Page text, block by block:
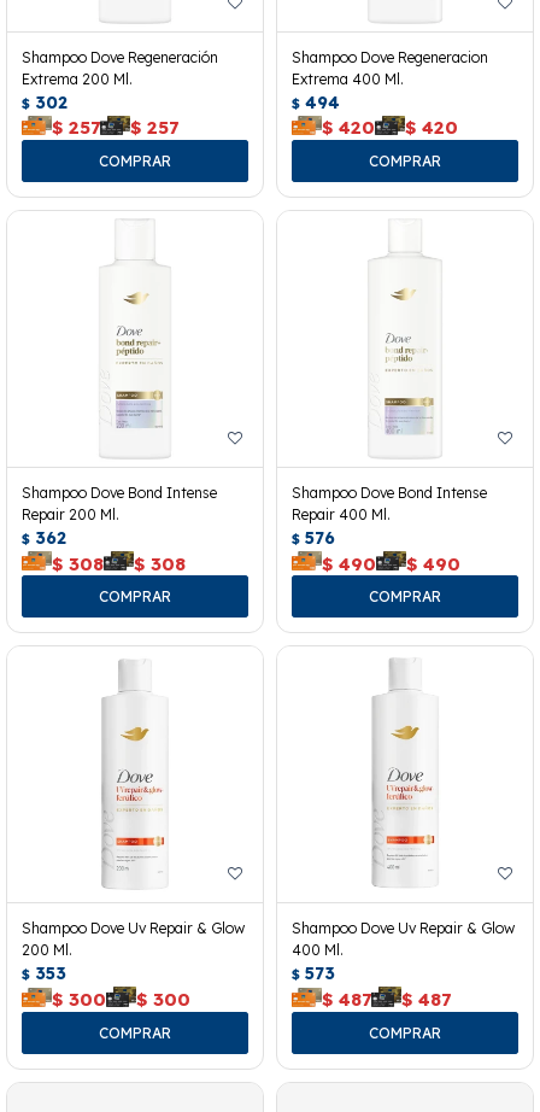
Shampoo Dove Regeneración
Extrema 200 Ml.
$ 302
$ 257 $ 257
Shampoo Dove Regeneracion
Extrema 400 Ml.
$ 494
$ 420 $ 420
Shampoo Dove Bond Intense
Repair 200 Ml.
$ 362
$ 308 $ 308
Shampoo Dove Bond Intense
Repair 400 Ml.
$ 576
$ 490 $ 490
Shampoo Dove Uv Repair & Glow
200 Ml.
$ 353
$ 300 $ 300
Shampoo Dove Uv Repair & Glow
400 Ml.
$ 573
$ 487 $ 487